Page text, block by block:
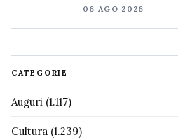
06 AGO 2026
CATEGORIE
Auguri (1.117)
Cultura (1.239)